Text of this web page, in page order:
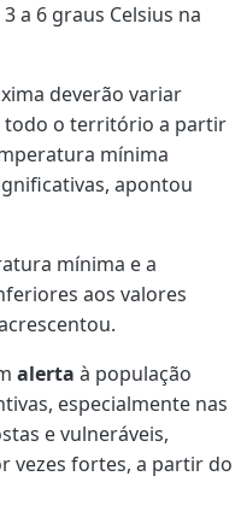
a 6 graus Celsius na
deverão variar
todo o território a partir
mínima
apontou
mínima e a
aos valores
alerta à população
especialmente nas
e vulneráveis,
vezes fortes, a partir do